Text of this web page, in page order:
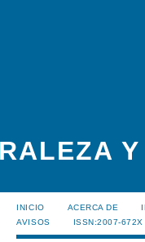
INICIO ACERCA DE
AVISOS
ISSN:2007-672X